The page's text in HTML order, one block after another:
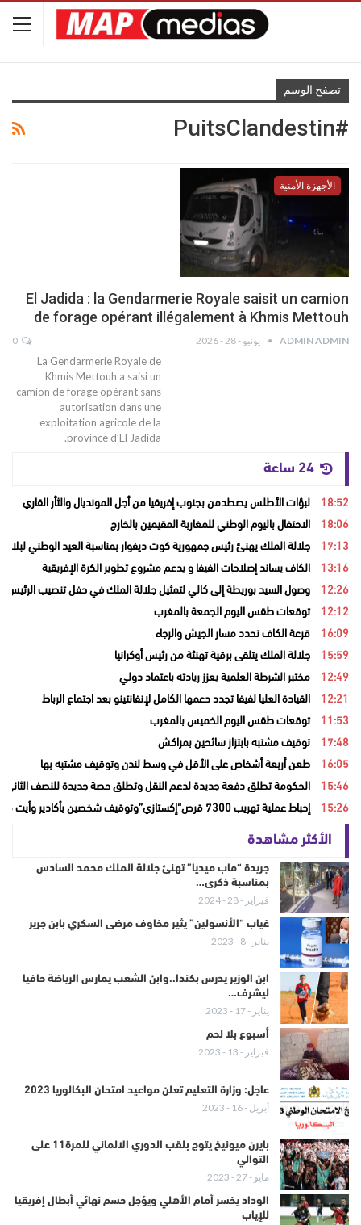
تصفح الوسم
#PuitsClandestin
الأجهزة الأمنية
El Jadida : la Gendarmerie Royale saisit un camion
de forage opérant illégalement à Khmis Mettouh
ADMIN ADMIN يونيو - 28 - 2026
La Gendarmerie Royale de
Khmis Mettouh a saisi un
camion de forage opérant sans
autorisation dans une
exploitation agricole de la
province d’El Jadida.
18:52 لبؤات الأطلس يصطدمن بجنوب إفريقيا من أجل المونديال والثأر القاري
18:06 الاحتفال باليوم الوطني للمغاربة المقيمين بالخارج
17:13 جلالة الملك يهنئ رئيس جمهورية كوت ديفوار بمناسبة العيد الوطني لبلاده
13:16 الكاف يساند إصلاحات الفيفا و يدعم مشروع تطوير الكرة الإفريقية
12:26 وصول السيد بوريطة إلى كالي لتمثيل جلالة الملك في حفل تنصيب الرئيس
12:12 توقعات طقس اليوم الجمعة بالمغرب
16:09 قرعة الكاف تحدد مسار الجيش والرجاء
15:59 جلالة الملك يتلقى برقية تهنئة من رئيس أوكرانيا
12:49 مختبر الشرطة العلمية يعزز ريادته باعتماد دولي
12:21 القيادة العليا لفيفا تجدد دعمها الكامل لإنفانتينو بعد اجتماع الرباط
11:53 توقعات طقس اليوم الخميس بالمغرب
17:48 توقيف مشتبه بابتزاز سائحين بمراكش
16:05 طعن أربعة أشخاص على الأقل في وسط لندن وتوقيف مشتبه بها
15:46 الحكومة تطلق دفعة جديدة لدعم النقل وتطلق حصة جديدة للنصف الثاني
15:26 إحباط عملية تهريب 7300 قرص“إكستازي”وتوقيف شخصين بأكادير وأيت ملول
الأكثر مشاهدة
جريدة “ماب ميديا” تهنئ جلالة الملك محمد السادس
بمناسبة ذكرى…
فبراير - 28 - 2024
غياب “الأنسولين” يثير مخاوف مرضى السكري بابن جرير
يناير - 8 - 2023
ابن الوزير يدرس بكندا..وابن الشعب يمارس الرياضة حافيا
ليشرف…
يناير - 17 - 2023
أسبوع بلا لحم
فبراير - 13 - 2023
عاجل: وزارة التعليم تعلن مواعيد امتحان البكالوريا 2023
أبريل - 16 - 2023
بايرن ميونيخ يتوج بلقب الدوري الالماني للمرة11 على
التوالي
مايو - 27 - 2023
الوداد يخسر أمام الأهلي ويؤجل حسم نهائي أبطال إفريقيا
للإياب